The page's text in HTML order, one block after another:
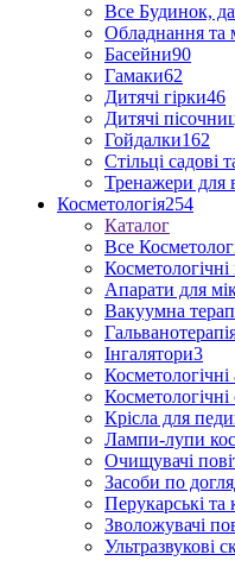
Все Будинок,
Обладнання та
Басейни90
Гамаки62
Дитячі гірки46
Дитячі
Гойдалки162
Стільці садові
Тренажери для
Косметологія254
Каталог
Все
Апарати для
Вакуумна
Інгалятори3
Косметологічні
Косметологічні
Крісла для
Лампи-лупи
Очищувачі
Засоби по
Перукарські та
Зволожувачі
Ультразвукові